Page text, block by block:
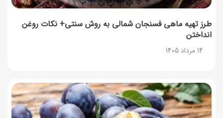
طرز تهیه ماهی فسنجان شمالی به روش سنتی+ نکات روغن
انداختن
14 مرداد 1405